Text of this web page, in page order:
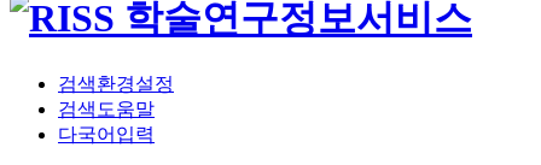
검색환경설정
검색도움말
다국어입력